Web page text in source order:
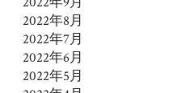
2022年8月
2022年7月
2022年6月
2022年5月